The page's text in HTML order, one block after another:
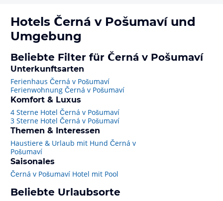
Hotels Černá v Pošumavíund
Umgebung
Beliebte Filter für Černá v Pošumaví
Unterkunftsarten
Ferienhaus Černá v Pošumaví
Ferienwohnung Černá v Pošumaví
Komfort & Luxus
4 Sterne Hotel Černá v Pošumaví
3 Sterne Hotel Černá v Pošumaví
Themen & Interessen
Haustiere & Urlaub mit Hund Černá v
Pošumaví
Saisonales
Černá v Pošumaví Hotel mit Pool
Beliebte Urlaubsorte